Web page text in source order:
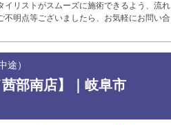
リストがスムーズに施術できるよう、流れ
明点等ございましたら、お気軽にお問い合
途）
部南店】｜岐阜市